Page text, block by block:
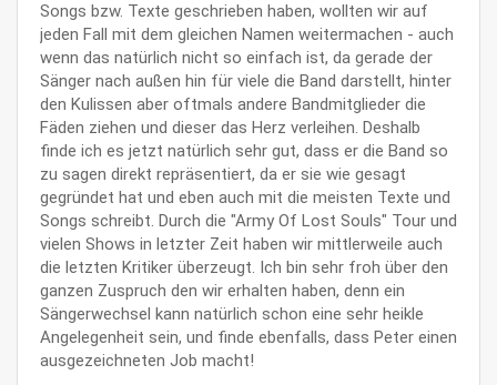
Songs bzw. Texte geschrieben haben, wollten wir auf
jeden Fall mit dem gleichen Namen weitermachen - auch
wenn das natürlich nicht so einfach ist, da gerade der
Sänger nach außen hin für viele die Band darstellt, hinter
den Kulissen aber oftmals andere Bandmitglieder die
Fäden ziehen und dieser das Herz verleihen. Deshalb
finde ich es jetzt natürlich sehr gut, dass er die Band so
zu sagen direkt repräsentiert, da er sie wie gesagt
gegründet hat und eben auch mit die meisten Texte und
Songs schreibt. Durch die "Army Of Lost Souls" Tour und
vielen Shows in letzter Zeit haben wir mittlerweile auch
die letzten Kritiker überzeugt. Ich bin sehr froh über den
ganzen Zuspruch den wir erhalten haben, denn ein
Sängerwechsel kann natürlich schon eine sehr heikle
Angelegenheit sein, und finde ebenfalls, dass Peter einen
ausgezeichneten Job macht!